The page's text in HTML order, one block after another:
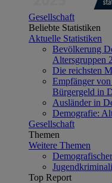
Gesellschaft
Beliebte Statistiken
Aktuelle Statistiken
Bevölkerung
Altersgruppen
Die reichsten
Empfänger
Bürgergeld in
Ausländer in
Demografie:
Gesellschaft
Themen
Weitere Themen
Top Report